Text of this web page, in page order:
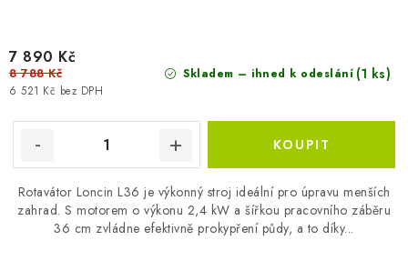
Skladem – ihned k odeslání (1 ks)
6 521 Kč bez DPH
7 890 Kč
8 788 Kč
Rotavátor Loncin L36 je výkonný stroj ideální pro úpravu menších
zahrad. S motorem o výkonu 2,4 kW a šířkou pracovního záběru
36 cm zvládne efektivně prokypření půdy, a to díky...